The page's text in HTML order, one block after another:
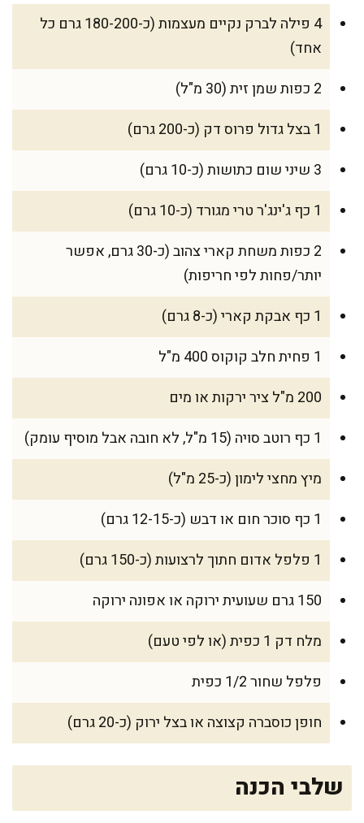
4 פילה לברק נקיים מעצמות (כ-180-200 גרם כל
אחד)
2 כפות שמן זית (30 מ"ל)
1 בצל גדול פרוס דק (כ-200 גרם)
3 שיני שום כתושות (כ-10 גרם)
1 כף ג'ינג'ר טרי מגורד (כ-10 גרם)
2 כפות משחת קארי צהוב (כ-30 גרם, אפשר
יותר/פחות לפי חריפות)
1 כף אבקת קארי (כ-8 גרם)
1 פחית חלב קוקוס 400 מ"ל
200 מ"ל ציר ירקות או מים
1 כף רוטב סויה (15 מ"ל, לא חובה אבל מוסיף עומק)
מיץ מחצי לימון (כ-25 מ"ל)
1 כף סוכר חום או דבש (כ-12-15 גרם)
1 פלפל אדום חתוך לרצועות (כ-150 גרם)
150 גרם שעועית ירוקה או אפונה ירוקה
מלח דק 1 כפית (או לפי טעם)
פלפל שחור 1/2 כפית
חופן כוסברה קצוצה או בצל ירוק (כ-20 גרם)
שלבי הכנה